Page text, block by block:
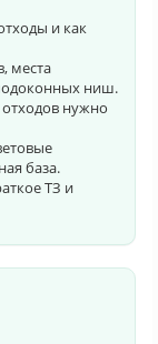
и как
места
ниш.
нужно
база.
ТЗ и